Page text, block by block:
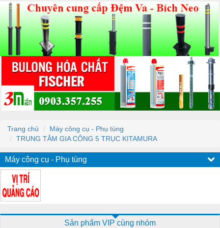
Trang chủ
Máy công cụ - Phụ tùng
TRUNG TÂM GIA CÔNG 5 TRỤC KITAMURA
Máy công cụ - Phụ tùng
Sản phẩm VIP cùng nhóm